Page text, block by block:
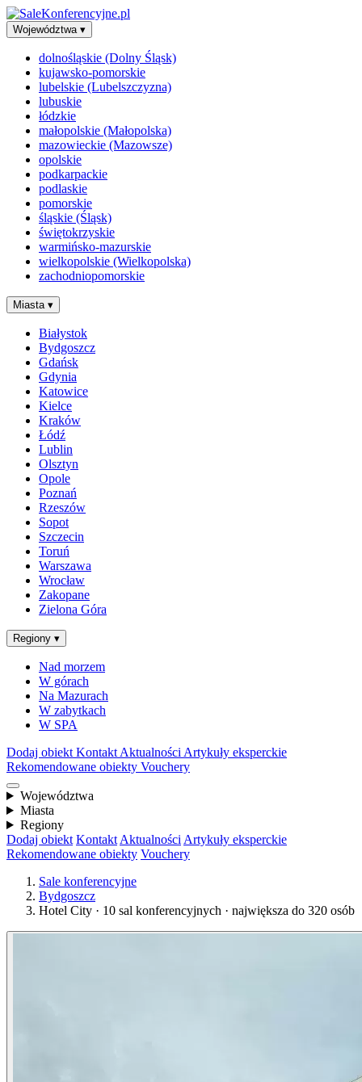
Województwa ▾
dolnośląskie (Dolny Śląsk)
kujawsko-pomorskie
lubelskie (Lubelszczyzna)
lubuskie
łódzkie
małopolskie (Małopolska)
mazowieckie (Mazowsze)
opolskie
podkarpackie
podlaskie
pomorskie
śląskie (Śląsk)
świętokrzyskie
warmińsko-mazurskie
wielkopolskie (Wielkopolska)
zachodniopomorskie
Miasta ▾
Białystok
Bydgoszcz
Gdańsk
Gdynia
Katowice
Kielce
Kraków
Łódź
Lublin
Olsztyn
Opole
Poznań
Rzeszów
Sopot
Szczecin
Toruń
Warszawa
Wrocław
Zakopane
Zielona Góra
Regiony ▾
Nad morzem
W górach
Na Mazurach
W zabytkach
W SPA
Dodaj obiekt Kontakt Aktualności Artykuły eksperckie
Rekomendowane obiekty Vouchery
Województwa
Miasta
Regiony
Dodaj obiekt Kontakt Aktualności Artykuły eksperckie
Rekomendowane obiekty Vouchery
Sale konferencyjne
Bydgoszcz
Hotel City · 10 sal konferencyjnych · największa do 320 osób